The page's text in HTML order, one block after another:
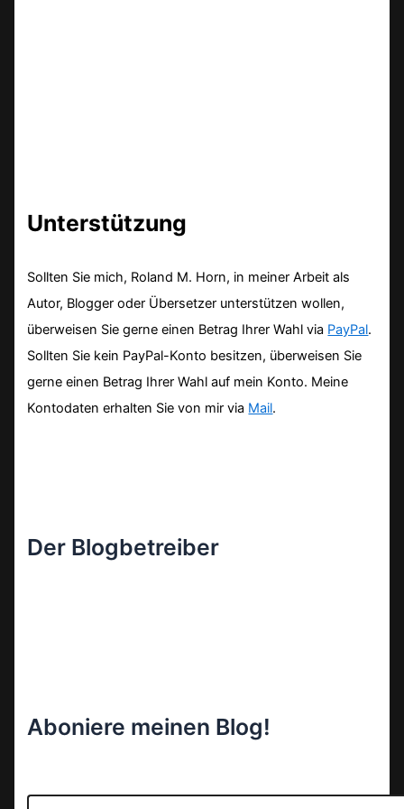
Unterstützung
Sollten Sie mich, Roland M. Horn, in meiner Arbeit als
Autor, Blogger oder Übersetzer unterstützen wollen,
überweisen Sie gerne einen Betrag Ihrer Wahl via PayPal.
Sollten Sie kein PayPal-Konto besitzen, überweisen Sie
gerne einen Betrag Ihrer Wahl auf mein Konto. Meine
Kontodaten erhalten Sie von mir via Mail.
Der Blogbetreiber
Aboniere meinen Blog!